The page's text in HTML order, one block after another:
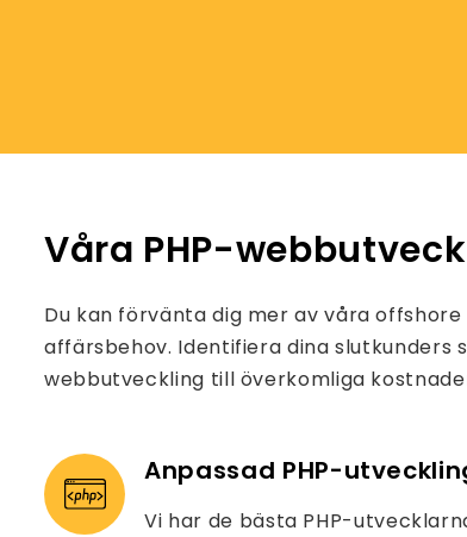
Våra PHP-
Du kan förvänta dig mer av våra
affärsbehov. Identifiera dina slutkunders
webbutveckling till överkomliga
Anpassad PHP-
Vi har de bästa PHP-